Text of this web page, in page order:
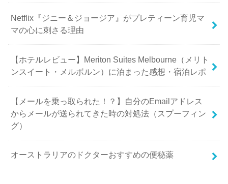
Netflix『ジニー＆ジョージア』がプレティーン育児マ
マの心に刺さる理由
【ホテルレビュー】Meriton Suites Melbourne（メリト
ンスイート・メルボルン）に泊まった感想・宿泊レポ
【メールを乗っ取られた！？】自分のEmailアドレス
からメールが送られてきた時の対処法（スプーフィン
グ）
オーストラリアのドクターおすすめの便秘薬